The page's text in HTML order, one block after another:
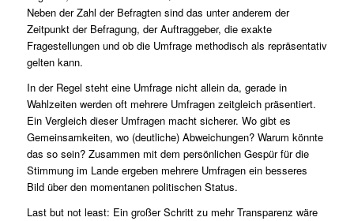
Neben der Zahl der Befragten sind das unter anderem der
Zeitpunkt der Befragung, der Auftraggeber, die exakte
Fragestellungen und ob die Umfrage methodisch als repräsentativ
gelten kann.
In der Regel steht eine Umfrage nicht allein da, gerade in
Wahlzeiten werden oft mehrere Umfragen zeitgleich präsentiert.
Ein Vergleich dieser Umfragen macht sicherer. Wo gibt es
Gemeinsamkeiten, wo (deutliche) Abweichungen? Warum könnte
das so sein? Zusammen mit dem persönlichen Gespür für die
Stimmung im Lande ergeben mehrere Umfragen ein besseres
Bild über den momentanen politischen Status.
Last but not least: Ein großer Schritt zu mehr Transparenz wäre